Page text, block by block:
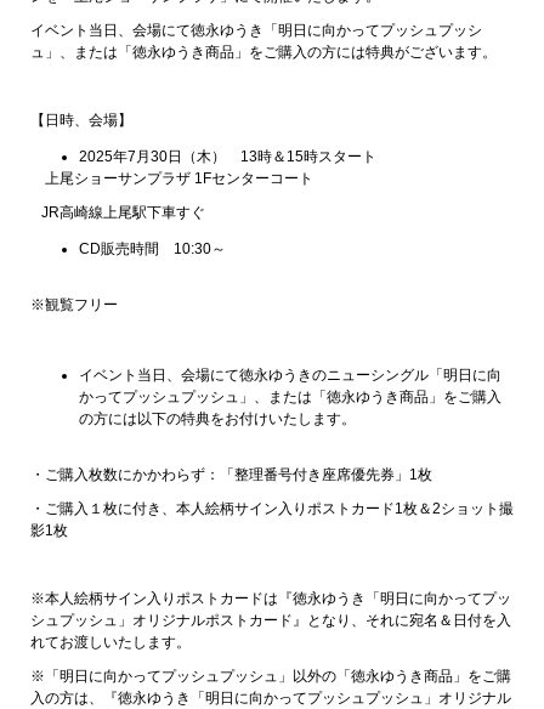
イベント当日、会場にて徳永ゆうき「明日に向かってプッシュプッシ
ュ」、または「徳永ゆうき商品」をご購入の方には特典がございます。
【日時、会場】
2025年7月30日（木） 13時＆15時スタート
上尾ショーサンプラザ 1Fセンターコート
JR高崎線上尾駅下車すぐ
CD販売時間 10:30～
※観覧フリー
イベント当日、会場にて徳永ゆうきのニューシングル「明日に向
かってプッシュプッシュ」、または「徳永ゆうき商品」をご購入
の方には以下の特典をお付けいたします。
・ご購入枚数にかかわらず：「整理番号付き座席優先券」1枚
・ご購入１枚に付き、本人絵柄サイン入りポストカード1枚＆2ショット撮
影1枚
※本人絵柄サイン入りポストカードは『徳永ゆうき「明日に向かってプッ
シュプッシュ」オリジナルポストカード』となり、それに宛名＆日付を入
れてお渡しいたします。
※「明日に向かってプッシュプッシュ」以外の「徳永ゆうき商品」をご購
入の方は、『徳永ゆうき「明日に向かってプッシュプッシュ」オリジナル